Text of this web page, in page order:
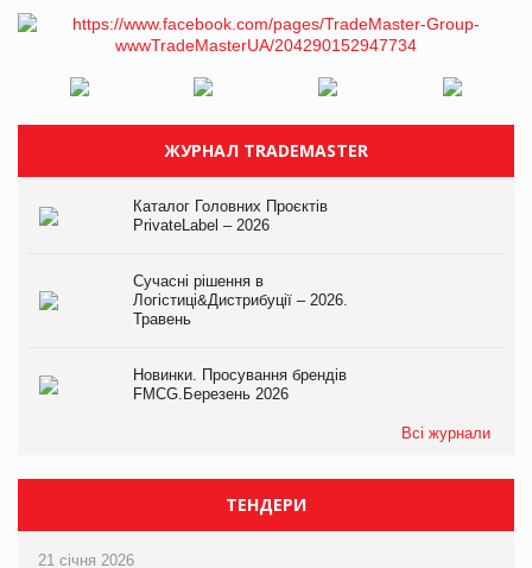
ЖУРНАЛ TRADEMASTER
Каталог Головних Проєктів
PrivateLabel – 2026
Сучасні рішення в
Логістиці&Дистрибуції – 2026.
Травень
Новинки. Просування брендів
FMCG.Березень 2026
Всі журнали
ТЕНДЕРИ
21 січня 2026